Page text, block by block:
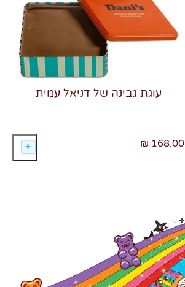
עוגת גבינה של דניאל עמית
168.00 ₪